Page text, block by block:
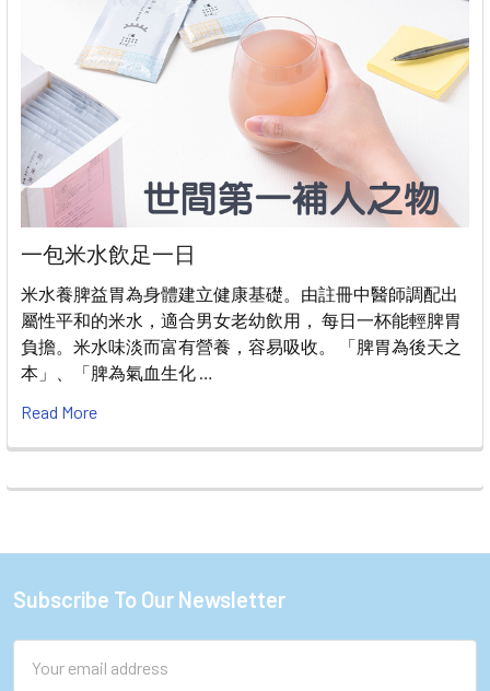
一包米水飲足一日
米水養脾益胃為身體建立健康基礎。由註冊中醫師調配出
屬性平和的米水，適合男女老幼飲用， 每日一杯能輕脾胃
負擔。米水味淡而富有營養，容易吸收。 「脾胃為後天之
本」、「脾為氣血生化 …
Read More
Footer
Subscribe To Our Newsletter
Address